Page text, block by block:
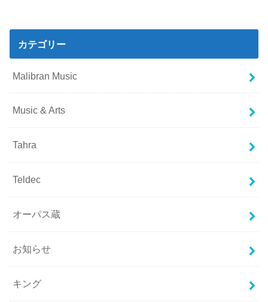
カテゴリー
Malibran Music
Music & Arts
Tahra
Teldec
オーパス蔵
お知らせ
キング